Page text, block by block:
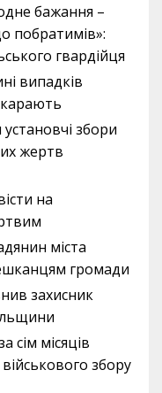
бажання –
побратимів»:
гвардійця
випадків
збори
жертв
на
міста
громади
захисник
сім місяців
збору